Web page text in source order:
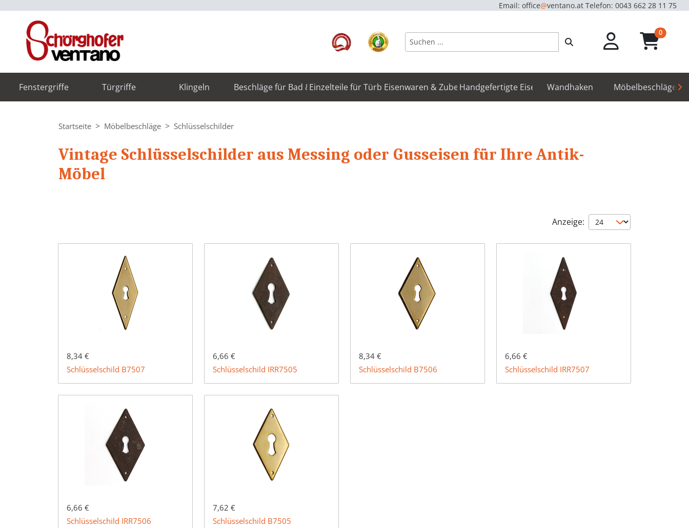
Email: office@ventano.at Telefon: 0043 662 28 11 75
0unread
Fenstergriffe Türgriffe Klingeln Beschläge für Bad & WCEinzelteile für TürbeschlägeEisenwaren & ZubehörHandgefertigte Eisenbeschläge
Wandhaken Möbelbeschläge
Startseite Möbelbeschläge Schlüsselschilder
Vintage Schlüsselschilder aus Messing oder Gusseisen für Ihre Antik-
Möbel
Anzeige:
8,34 €
Schlüsselschild B7507
6,66 €
Schlüsselschild IRR7505
8,34 €
Schlüsselschild B7506
6,66 €
Schlüsselschild IRR7507
6,66 €
Schlüsselschild IRR7506
7,62 €
Schlüsselschild B7505